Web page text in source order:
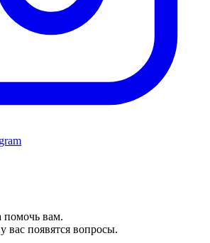
помочь вам.
вас появятся вопросы.